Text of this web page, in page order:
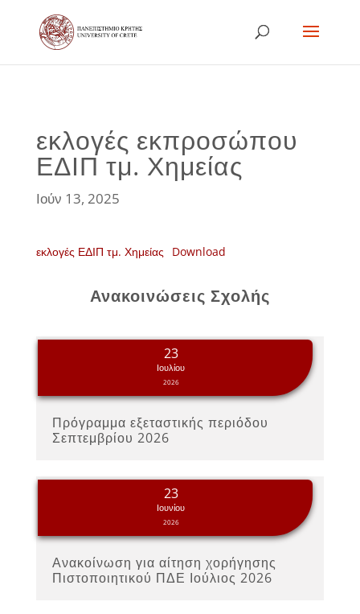
εκλογές εκπροσώπου
ΕΔΙΠ τμ. Χημείας
Ιούν 13, 2025
εκλογές ΕΔΙΠ τμ. Χημείας Download
Ανακοινώσεις Σχολής
Πρόγραμμα εξεταστικής περιόδου
Σεπτεμβρίου 2026
23
Ιουλίου
2026
Ανακοίνωση για αίτηση χορήγησης
Πιστοποιητικού ΠΔΕ Ιούλιος 2026
23
Ιουνίου
2026